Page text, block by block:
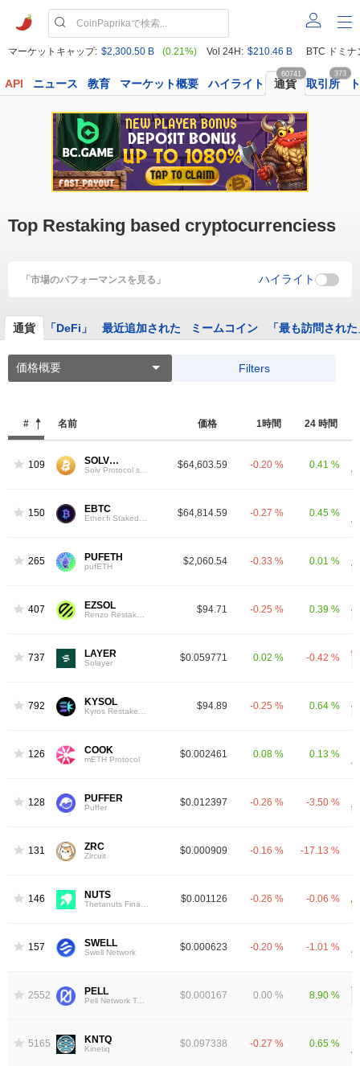
マーケットキャップ: $2,300.50 B (0.21%) Vol 24H: $210.46 B BTC ドミナ
API ニュース 教育 マーケット概要 ハイライト 通貨
60741
取引所
373
Top Restaking based cryptocurrenciess
「市場のパフォーマンスを見る」 ハイライト
通貨 「DeFi」 最近追加された ミームコイン 「最も訪問され
価格概要 Filters
# 名前 価格 1時間 24 時間
109 SOLVBTC $64,603.59 -0.20 % 0.41 %
150 EBTC $64,814.59 -0.27 % 0.45 %
265 PUFETH
pufETH $2,060.54 -0.33 % 0.01 %
407 EZSOL $94.71 -0.25 % 0.39 %
737 LAYER
Solayer $0.059771 0.02 % -0.42 %
792 KYSOL $94.89 -0.25 % 0.64 %
1262 COOK
mETH Protocol $0.002461 0.08 % 0.13 %
1281 PUFFER
Puffer $0.012397 -0.26 % -3.50 %
1313 ZRC
Zircuit $0.000909 -0.16 % -17.13 %
1460 NUTS $0.001126 -0.26 % -0.06 %
1572 SWELL
Swell Network $0.000623 -0.20 % -1.01 %
2552 PELL
Pell Network Token $0.000167 0.00 % 8.90 %
5165 KNTQ
Kinetiq $0.097338 -0.27 % 0.65 %